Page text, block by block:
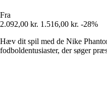
Fra
2.092,00 kr. 1.516,00 kr. -28%
Hæv dit spil med de Nike
fodboldentusiaster, der søger